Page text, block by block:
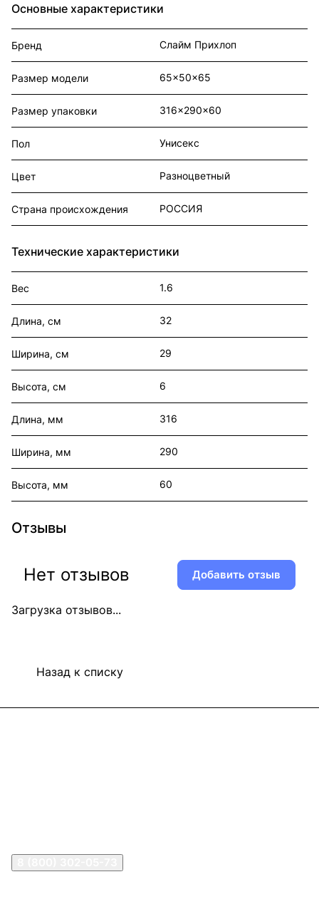
Основные характеристики
Бренд Слайм Прихлоп
Размер модели 65x50x65
Размер упаковки 316x290x60
Пол Унисекс
Цвет Разноцветный
Страна происхождения РОССИЯ
Технические характеристики
Вес 1.6
Длина, см 32
Ширина, см 29
Высота, см 6
Длина, мм 316
Ширина, мм 290
Высота, мм 60
Отзывы
Загрузка отзывов...
Нет отзывов Добавить отзыв
Назад к списку